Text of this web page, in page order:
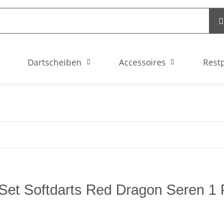
Dartscheiben Accessoires
Softdarts Red Dragon Seren 1